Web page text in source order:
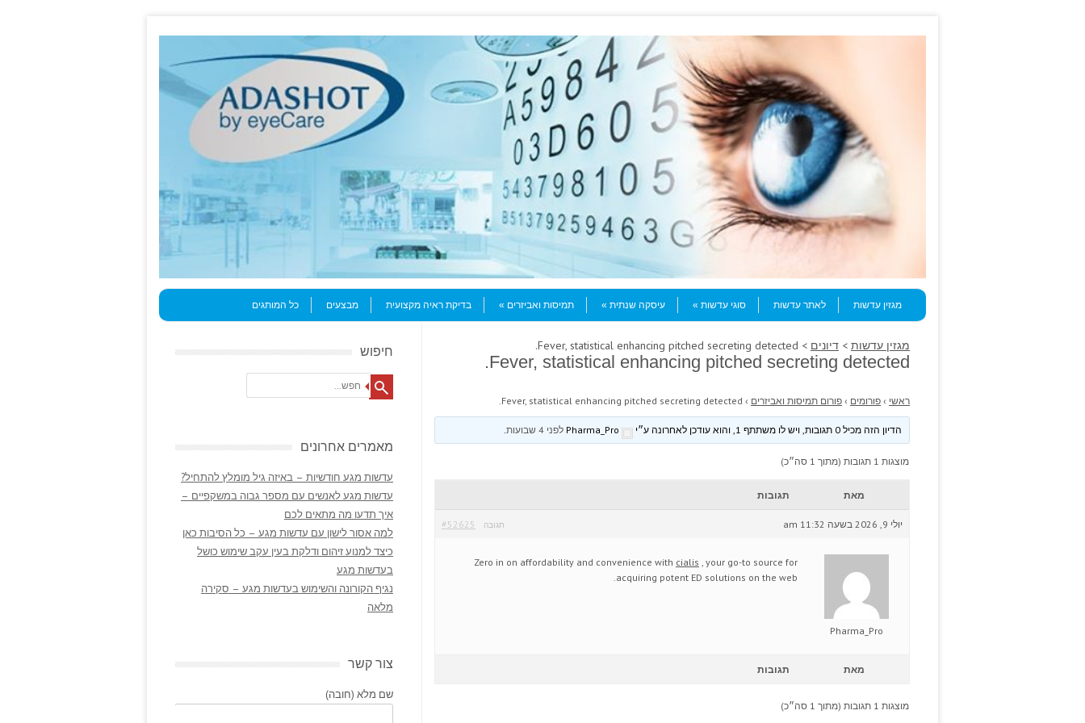
Menu
Skip to content
מגזין עדשות
לאתר עדשות סוגי עדשות עיסקה שנתית תמיסות ואביזרים בדיקת ראיה מקצועית מבצעים כל המותגים
מגזין עדשות > דיונים > Fever, statistical enhancing pitched secreting detected.
Fever, statistical enhancing pitched secreting detected.
ראשי › פורומים › פורום תמיסות ואביזרים ›
Fever, statistical enhancing pitched secreting detected.
הדיון הזה מכיל 0 תגובות, ויש לו משתתף 1, והוא עודכן לאחרונה ע״י לפני 4 שבועות
מוצגות 1 תגובות (מתוך 1 סה״כ)
מאת תגובות
יולי 9, 2026 בשעה 11:32 am #52625 תגובה
Pharma_Pro
Zero in on affordability and convenience with cialis , your go-to source for
acquiring potent ED solutions on the web.
מאת תגובות
מוצגות 1 תגובות (מתוך 1 סה״כ)
חיפוש
Search
מאמרים אחרונים
עדשות מגע חודשיות – באיזה גיל מומלץ להתחיל?
עדשות מגע לאנשים עם מספר גבוה במשקפיים –
איך תדעו מה מתאים לכם
למה אסור לישון עם עדשות מגע – כל הסיבות כאן
כיצד למנוע זיהום ודלקת בעין עקב שימוש כושל
בעדשות מגע
נגיף הקורונה והשימוש בעדשות מגע – סקירה
מלאה
צור קשר
שם מלא (חובה)